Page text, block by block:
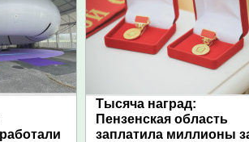
Тысяча наград:
Пензенская область
заплатила миллионы